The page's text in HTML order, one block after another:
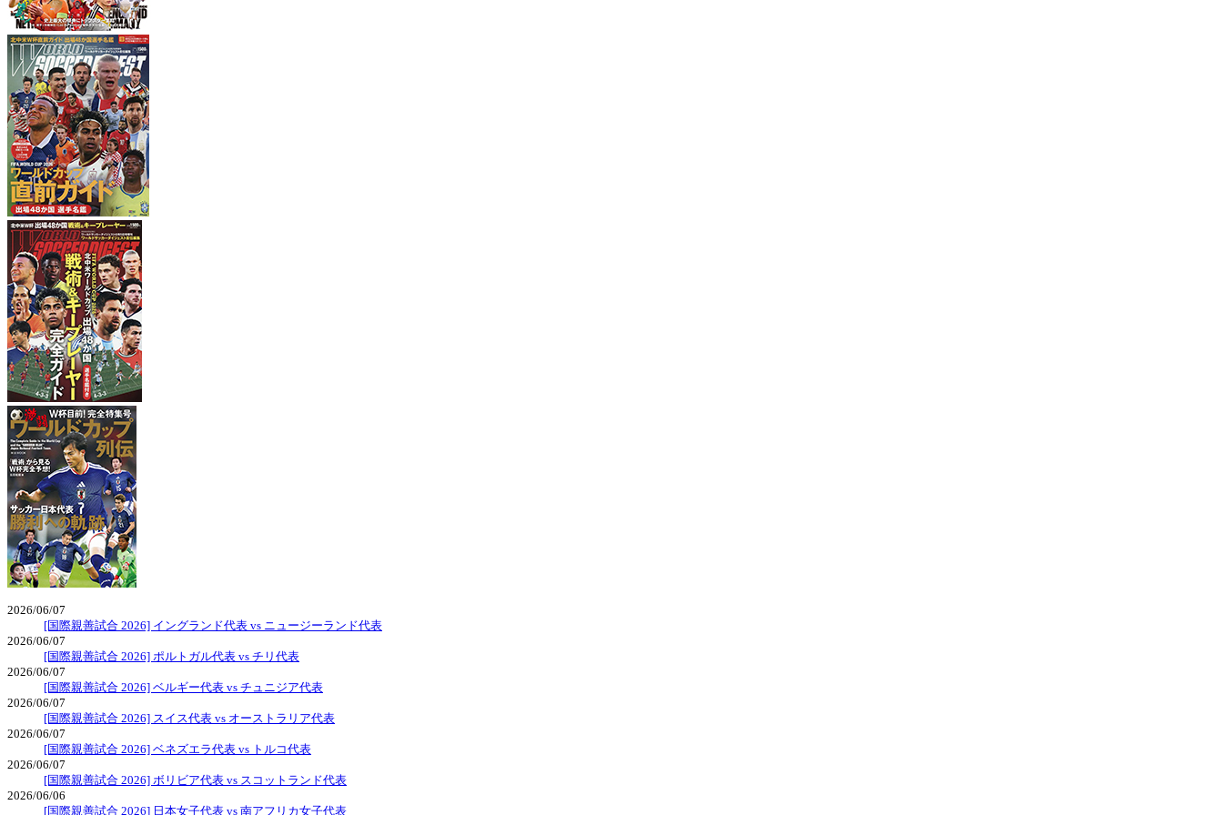
2026/06/07
[国際親善試合 2026] イングランド代表 vs ニュージーランド代表
2026/06/07
[国際親善試合 2026] ポルトガル代表 vs チリ代表
2026/06/07
[国際親善試合 2026] ベルギー代表 vs チュニジア代表
2026/06/07
[国際親善試合 2026] スイス代表 vs オーストラリア代表
2026/06/07
[国際親善試合 2026] ベネズエラ代表 vs トルコ代表
2026/06/07
[国際親善試合 2026] ボリビア代表 vs スコットランド代表
2026/06/06
[国際親善試合 2026] 日本女子代表 vs 南アフリカ女子代表